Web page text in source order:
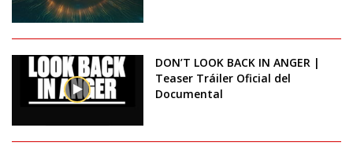
DON’T LOOK BACK IN ANGER |
Teaser Tráiler Oficial del
Documental